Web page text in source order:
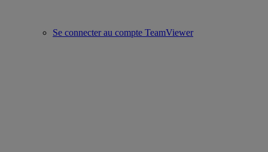
Se connecter au compte TeamViewer